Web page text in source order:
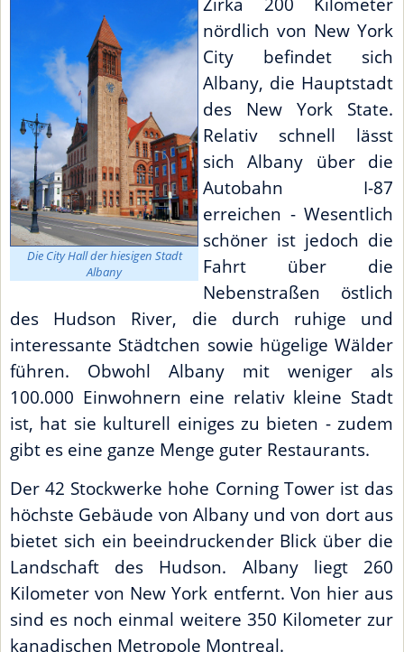
Die City Hall der hiesigen Stadt
Albany
nördlich von New York
City befindet sich
Albany, die Hauptstadt
des New York State.
Relativ schnell lässt
sich Albany über die
Autobahn I-87
erreichen - Wesentlich
schöner ist jedoch die
Fahrt über die
Nebenstraßen östlich
des Hudson River, die durch ruhige und
interessante Städtchen sowie hügelige Wälder
führen. Obwohl Albany mit weniger als
100.000 Einwohnern eine relativ kleine Stadt
ist, hat sie kulturell einiges zu bieten - zudem
gibt es eine ganze Menge guter Restaurants.
Der 42 Stockwerke hohe Corning Tower ist das
höchste Gebäude von Albany und von dort aus
bietet sich ein beeindruckender Blick über die
Landschaft des Hudson. Albany liegt 260
Kilometer von New York entfernt. Von hier aus
sind es noch einmal weitere 350 Kilometer zur
kanadischen Metropole Montreal.